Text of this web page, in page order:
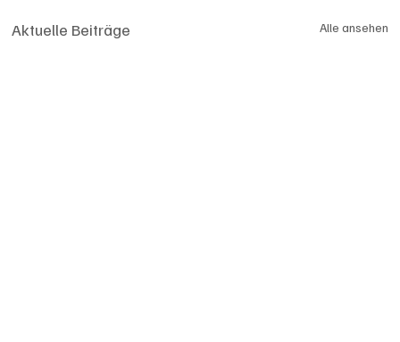
Aktuelle Beiträge Alle ansehen